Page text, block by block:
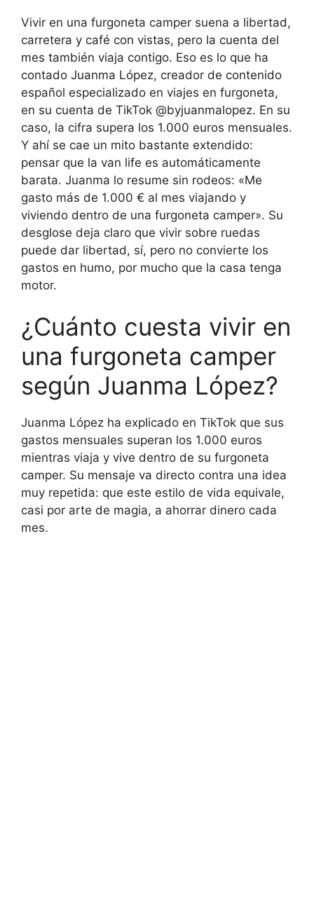
Vivir en una furgoneta camper suena a libertad,
carretera y café con vistas, pero la cuenta del
mes también viaja contigo. Eso es lo que ha
contado Juanma López, creador de contenido
español especializado en viajes en furgoneta,
en su cuenta de TikTok @byjuanmalopez. En su
caso, la cifra supera los 1.000 euros mensuales.
Y ahí se cae un mito bastante extendido:
pensar que la van life es automáticamente
barata. Juanma lo resume sin rodeos: «Me
gasto más de 1.000 € al mes viajando y
viviendo dentro de una furgoneta camper». Su
desglose deja claro que vivir sobre ruedas
puede dar libertad, sí, pero no convierte los
gastos en humo, por mucho que la casa tenga
motor.
¿Cuánto cuesta vivir en
una furgoneta camper
según Juanma López?
Juanma López ha explicado en TikTok que sus
gastos mensuales superan los 1.000 euros
mientras viaja y vive dentro de su furgoneta
camper. Su mensaje va directo contra una idea
muy repetida: que este estilo de vida equivale,
casi por arte de magia, a ahorrar dinero cada
mes.